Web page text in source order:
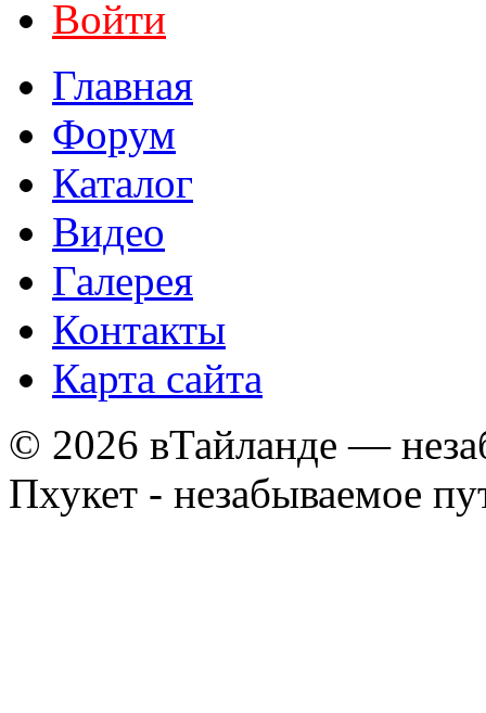
Войти
Главная
Форум
Каталог
Видео
Галерея
Контакты
Карта сайта
© 2026 вТайланде —
Пхукет - незабываемое